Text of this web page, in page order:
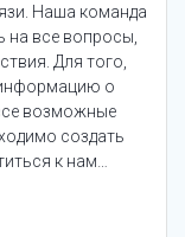
Наша команда
на все вопросы,
Для того,
о
возможные
создать
к нам…